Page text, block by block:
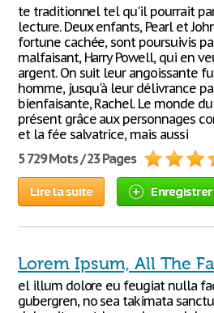
te traditionnel tel qu'il pourrait
lecture. Deux enfants, Pearl et
fortune cachée, sont poursuivis
malfaisant, Harry Powell, qui en
argent. On suit leur angoissante
homme, jusqu'à leur délivrance
bienfaisante, Rachel. Le monde
présent grâce aux personnages
et la fée salvatrice, mais aussi
5 729 Mots / 23 Pages
Lire la suite Enregistrer
Lorem Ipsum, All The
el illum dolore eu feugiat nulla
gubergren, no sea takimata